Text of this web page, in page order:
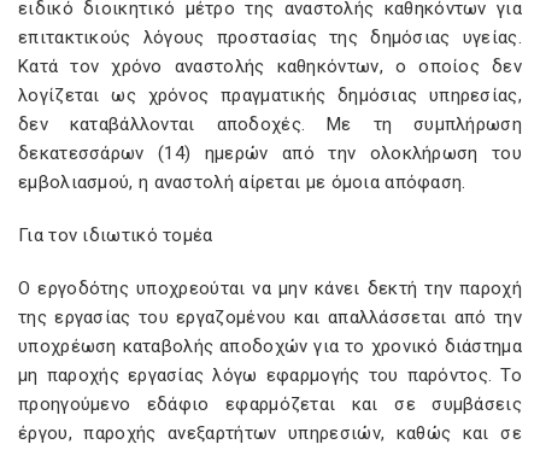
ειδικό διοικητικό μέτρο της αναστολής καθηκόντων για
επιτακτικούς λόγους προστασίας της δημόσιας υγείας.
Κατά τον χρόνο αναστολής καθηκόντων, ο οποίος δεν
λογίζεται ως χρόνος πραγματικής δημόσιας υπηρεσίας,
δεν καταβάλλονται αποδοχές. Με τη συμπλήρωση
δεκατεσσάρων (14) ημερών από την ολοκλήρωση του
εμβολιασμού, η αναστολή αίρεται με όμοια απόφαση.
Για τον ιδιωτικό τομέα
Ο εργοδότης υποχρεούται να μην κάνει δεκτή την παροχή
της εργασίας του εργαζομένου και απαλλάσσεται από την
υποχρέωση καταβολής αποδοχών για το χρονικό διάστημα
μη παροχής εργασίας λόγω εφαρμογής του παρόντος. To
προηγούμενο εδάφιο εφαρμόζεται και σε συμβάσεις
έργου, παροχής ανεξαρτήτων υπηρεσιών, καθώς και σε